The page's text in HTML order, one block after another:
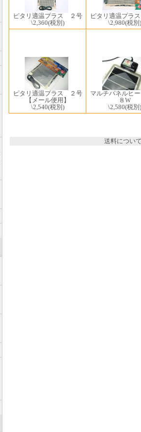
ピタリ適温プラス ２号
\2,360(税別)
ピタリ適温プラ
\2,980(税別)
ピタリ適温プラス ２号
【メール便用】
\2,540(税別)
マルチパネルヒ
８W
\2,580(税別)
送料につい